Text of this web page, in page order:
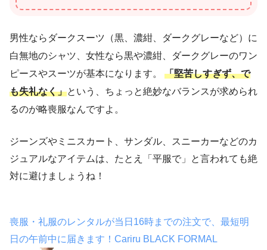
男性ならダークスーツ（黒、濃紺、ダークグレーなど）に
白無地のシャツ、女性なら黒や濃紺、ダークグレーのワン
ピースやスーツが基本になります。 「堅苦しすぎず、で
も失礼なく」という、ちょっと絶妙なバランスが求められ
るのが略喪服なんですよ。
ジーンズやミニスカート、サンダル、スニーカーなどのカ
ジュアルなアイテムは、たとえ「平服で」と言われても絶
対に避けましょうね！
喪服・礼服のレンタルが当日16時までの注文で、最短明
日の午前中に届きます！Cariru BLACK FORMAL